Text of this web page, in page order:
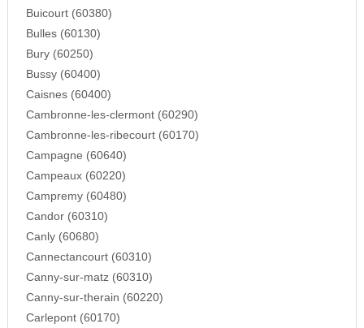
Buicourt (60380)
Bulles (60130)
Bury (60250)
Bussy (60400)
Caisnes (60400)
Cambronne-les-clermont (60290)
Cambronne-les-ribecourt (60170)
Campagne (60640)
Campeaux (60220)
Campremy (60480)
Candor (60310)
Canly (60680)
Cannectancourt (60310)
Canny-sur-matz (60310)
Canny-sur-therain (60220)
Carlepont (60170)